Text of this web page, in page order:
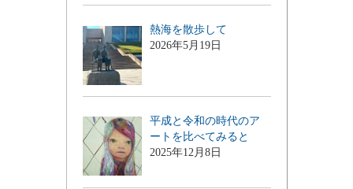
熱海を散歩して
2026年5月19日
平成と令和の時代のア
ートを比べてみると
2025年12月8日